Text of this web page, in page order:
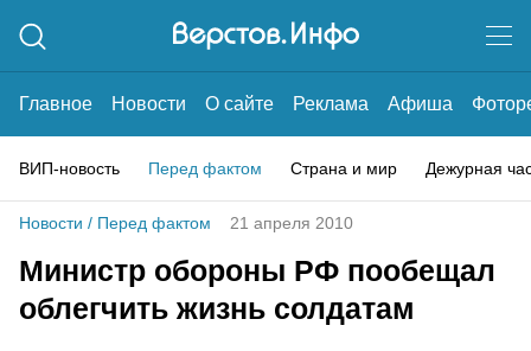
Главное Новости О сайте Реклама Афиша
ВИП-новость Перед фактом Страна и мир Дежурная
Новости / Перед фактом 21 апреля 2010
Министр обороны РФ пообещал
облегчить жизнь солдатам